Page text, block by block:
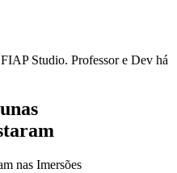
Studio. Professor e Dev há
nas Imersões